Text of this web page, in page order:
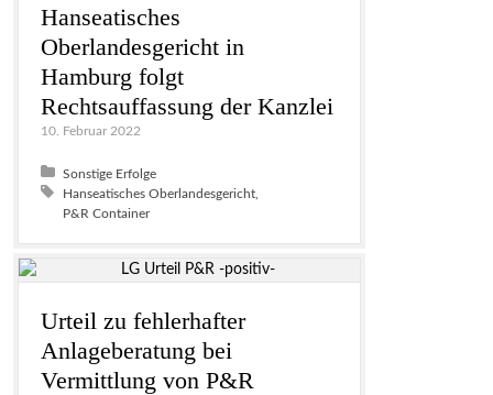
Hanseatisches
Oberlandesgericht in
Hamburg folgt
Rechtsauffassung der Kanzlei
10. Februar 2022
Posted in:
Sonstige Erfolge
Tagged with:
Hanseatisches Oberlandesgericht
P&R Container
Urteil zu fehlerhafter
Anlageberatung bei
Vermittlung von P&R